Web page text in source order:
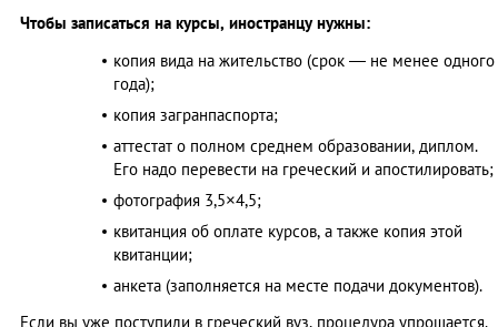
Чтобы записаться на курсы, иностранцу нужны:
копия вида на жительство (срок — не менее одного
года);
копия загранпаспорта;
аттестат о полном среднем образовании, диплом.
Его надо перевести на греческий и апостилировать;
фотография 3,5×4,5;
квитанция об оплате курсов, а также копия этой
квитанции;
анкета (заполняется на месте подачи документов).
Если вы уже поступили в греческий вуз, процедура упрощается.